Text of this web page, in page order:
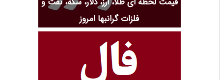
فلزات گرانبها امروز